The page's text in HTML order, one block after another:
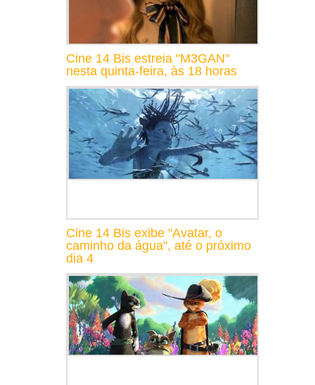
Cine 14 Bis estreia "M3GAN"
nesta quinta-feira, às 18 horas
Cine 14 Bis exibe "Avatar, o
caminho da água", até o próximo
dia 4